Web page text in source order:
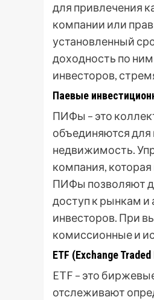
для привлечения
компании или
установленный
доходность по
инвесторов,
Паевые
ПИФы – это
объединяются для
недвижимость.
компания,
ПИФы позволяют
доступ к рынкам
инвесторов. При
комиссионные и
ETF (Exchange
ETF – это
отслеживают